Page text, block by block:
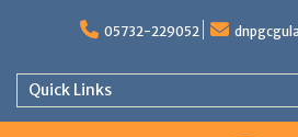
05732-229052
Quick Links